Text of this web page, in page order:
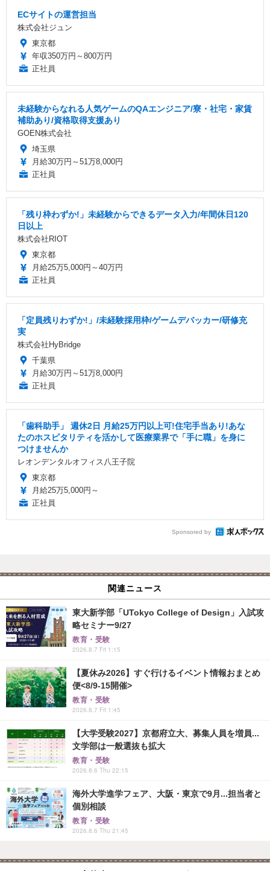
ECサイトの運営担当
株式会社ジュン
東京都
年収350万円～800万円
正社員
未経験からなれる人気ゲームのQAエンジニア/寮・社宅・家賃
補助あり/資格取得支援あり
GOEN株式会社
埼玉県
月給30万円～51万8,000円
正社員
「残り枠わずか!」未経験からできるデータ入力/年間休日120
日以上
株式会社RIOT
東京都
月給25万5,000円～40万円
正社員
「定員残りわずか!」/未経験採用枠/ゲームデバッカー/研修充
実
株式会社HyBridge
千葉県
月給30万円～51万8,000円
正社員
「歯科助手」 週休2日 ️月給25万円以上可!住宅手当あり!あな
たのホスピタリティを活かして医療業界で「手に職」を身に
つけませんか
レオンデンタルオフィス八王子院
東京都
月給25万5,000円～
正社員
Sponsored by
関連ニュース
東大新学部「UTokyo College of Design」入試攻
略セミナー9/27
教育・受験
2026.8.7 Fri 1:15
【夏休み2026】すぐ行けるイベント情報おまとめ
便<8/9-15開催>
教育・受験
2026.8.7 Fri 1:45
【大学受験2027】京都府立大、募集人員を増員...
文学部は一般選抜も拡大
教育・受験
2026.8.6 Thu 22:15
海外大学進学フェア、大阪・東京で9月...担当者と
個別相談
教育・受験
2026.8.6 Thu 21:45